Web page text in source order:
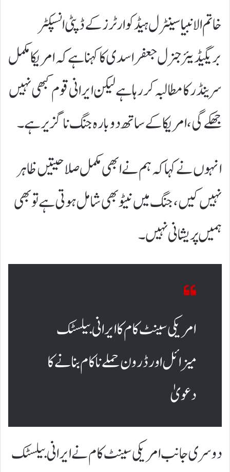
خاتم الانبیا سینٹرل ہیڈ کوارٹرز کے ڈپٹی انسپکٹر
بریگیڈیئر جنرل جعفر اسدی کا کہنا ہے کہ امریکا مکمل
سرینڈر کا مطالبہ کر رہا ہے لیکن ایرانی قوم کبھی نہیں
جھکے گی، امریکا کے ساتھ دوبارہ جنگ ناگزیر ہے۔
انہوں نے کہا کہ ہم نے ابھی مکمل صلاحیتیں ظاہر
نہیں کیں، جنگ میں نیٹو بھی شامل ہوتی ہے تو بھی
ہمیں پریشانی نہیں۔
امریکی سینٹ کام کا ایرانی بیلسٹک
میزائل اور ڈرون حملے ناکام بنانے کا
دعویٰ
دوسری جانب امریکی سینٹ کام نے ایرانی بیلسٹک